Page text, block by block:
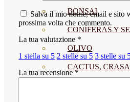
BONSAI
CONÍFERAS Y
OLIVO
CACTUS,
Salva il mio nome, email e sito
prossima volta che commento.
La tua valutazione *
1 stella su 5 2 stelle su 5 3 stelle su
La tua recensione*